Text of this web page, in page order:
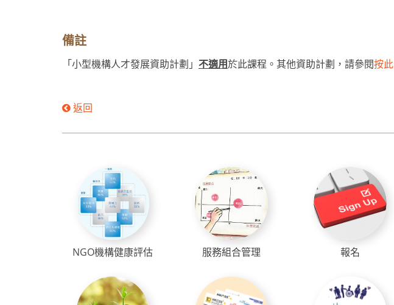
備註
「小型機構人才發展資助計劃」 不適用於此課程。其他資助計劃，請參閱按此
返回
NGO機構健康評估 服務組合管理 報名